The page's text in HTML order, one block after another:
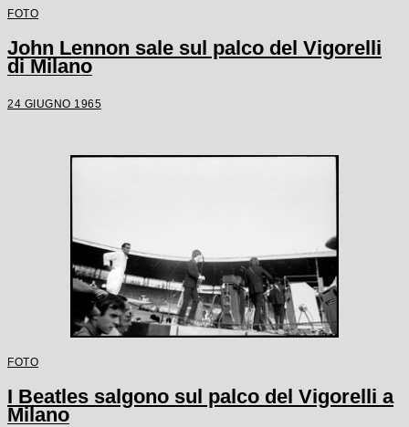
FOTO
John Lennon sale sul palco del Vigorelli
di Milano
24 GIUGNO 1965
FOTO
I Beatles salgono sul palco del Vigorelli a
Milano